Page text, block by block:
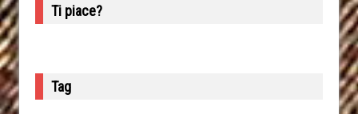
Ti piace?
Tag